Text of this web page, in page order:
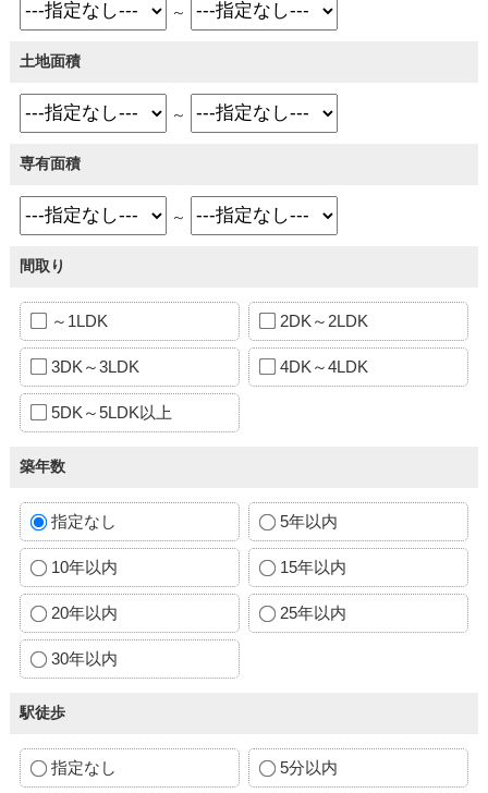
～
土地面積
～
専有面積
～
間取り
～1LDK 2DK～2LDK
3DK～3LDK 4DK～4LDK
5DK～5LDK以上
築年数
指定なし 5年以内
10年以内 15年以内
20年以内 25年以内
30年以内
駅徒歩
指定なし 5分以内